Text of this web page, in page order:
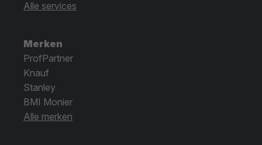
Alle services
Merken
ProfPartner
Knauf
Stanley
BMI Monier
Alle merken